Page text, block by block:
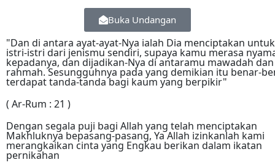
Buka Undangan
"Dan di antara ayat-ayat-Nya ialah Dia menciptakan
istri-istri dari jenismu sendiri, supaya kamu merasa
kepadanya, dan dijadikan-Nya di antaramu mawadah dan
rahmah. Sesungguhnya pada yang demikian itu benar-
terdapat tanda-tanda bagi kaum yang berpikir"
( Ar-Rum : 21 )
Dengan segala puji bagi Allah yang telah menciptakan
Makhluknya bepasang-pasang, Ya Allah izinkanlah kami
merangkaikan cinta yang Engkau berikan dalam ikatan
pernikahan